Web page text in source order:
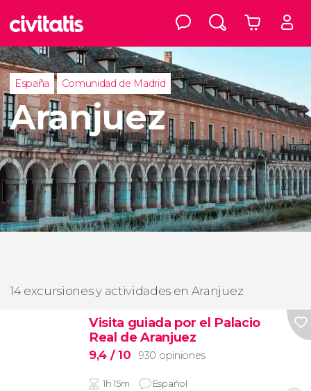
España Comunidad de Madrid
Aranjuez
14 excursiones y actividades en Aranjuez
Visita guiada por el Palacio
Real de Aranjuez
9,4 / 10 930 opiniones
1h 15m Español